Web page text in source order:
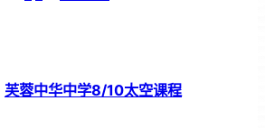
芙蓉中华中学8/10太空课程